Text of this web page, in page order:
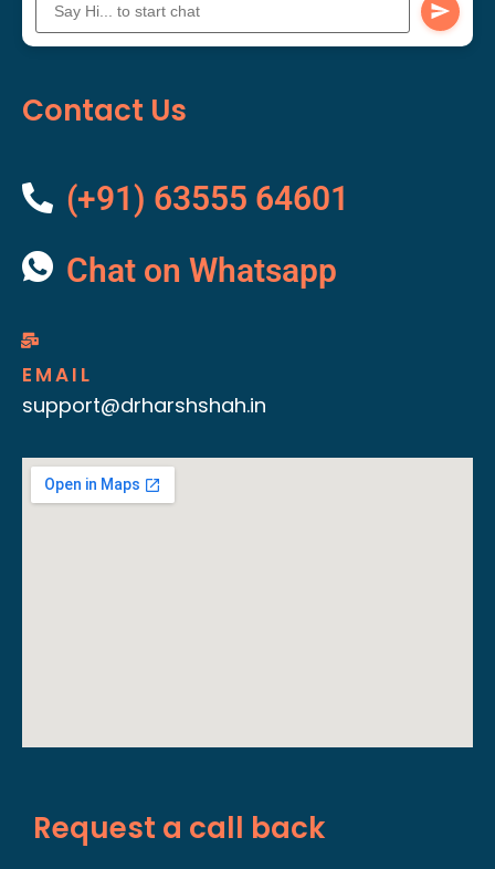
Contact Us
(+91) 63555 64601
Chat on Whatsapp
EMAIL
support@drharshshah.in
Request a call back